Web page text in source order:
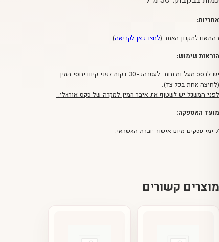
אחריות:
בהתאם לתקנון האתר (לחצו כאן לקריאה)
הוראות שימוש:
יש לרסס מעל ומתחת לעטרהכ-30 דקות לפני קיום יחסי המין
(לחיצה אחת בכל צד).
לפני המשגל יש לשטוף את איבר המין למקרה של סקס אוראלי.
מועד האספקה:
7 ימי עסקים מיום אישור חברת האשראי.
מוצרים קשורים